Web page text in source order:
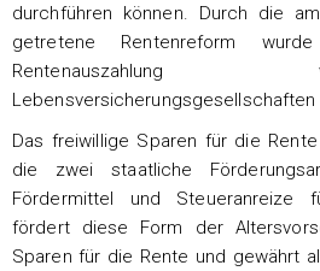
durchführen können. Durch die
getretene Rentenreform
Lebensversicherungsgesellschaften
Das freiwillige Sparen für die
die zwei staatliche
Fördermittel und Steueranreize
fördert diese Form der
Sparen für die Rente und gewährt